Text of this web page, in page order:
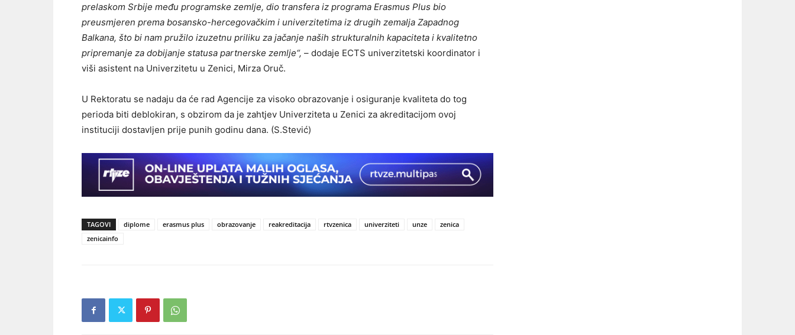
prelaskom Srbije među programske zemlje, dio transfera iz programa Erasmus Plus bio
preusmjeren prema bosansko-hercegovačkim i univerzitetima iz drugih zemalja Zapadnog
Balkana, što bi nam pružilo izuzetnu priliku za jačanje naših strukturalnih kapaciteta i kvalitetno
pripremanje za dobijanje statusa partnerske zemlje“, – dodaje ECTS univerzitetski koordinator i
viši asistent na Univerzitetu u Zenici, Mirza Oruč.
U Rektoratu se nadaju da će rad Agencije za visoko obrazovanje i osiguranje kvaliteta do tog
perioda biti deblokiran, s obzirom da je zahtjev Univerziteta u Zenici za akreditacijom ovoj
instituciji dostavljen prije punih godinu dana. (S.Stević)
TAGOVI diplome erasmus plus obrazovanje reakreditacija rtvzenica univerziteti unze
zenica
zenicainfo